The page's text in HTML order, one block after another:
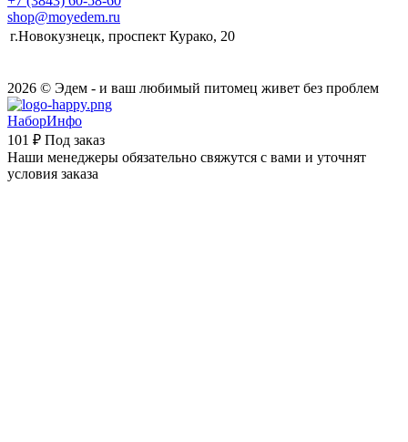
shop@moyedem.ru
г.Новокузнецк, проспект Курако, 20
2026 © Эдем - и ваш любимый питомец живет без проблем
НаборИнфо
101 ₽ Под заказ
Наши менеджеры обязательно свяжутся с вами и уточнят
условия заказа